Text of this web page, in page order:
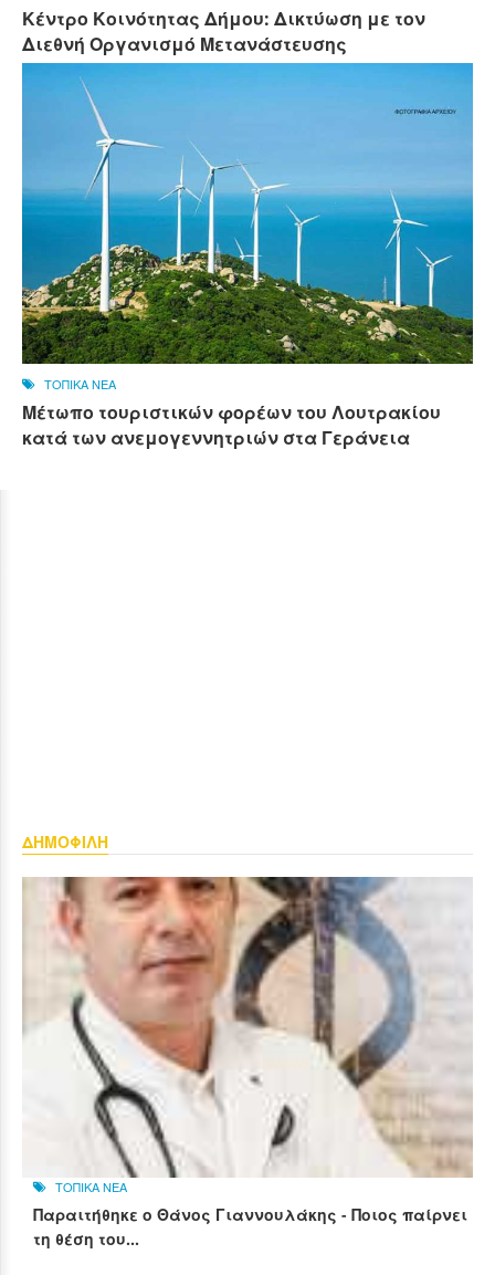
Κέντρο Κοινότητας Δήμου: Δικτύωση με τον
Διεθνή Οργανισμό Μετανάστευσης
ΤΟΠΙΚΑ ΝΕΑ
Μέτωπο τουριστικών φορέων του Λουτρακίου
κατά των ανεμογεννητριών στα Γεράνεια
ΔΗΜΟΦΙΛΗ
ΤΟΠΙΚΑ ΝΕΑ
Παραιτήθηκε ο Θάνος Γιαννουλάκης - Ποιος παίρνει
τη θέση του...